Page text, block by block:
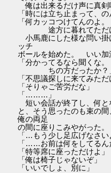
俺は出来るだけ声に真剣
「時には立ち止まって、
「何カッコつけてんのよ
途方に暮れてただけ
小馬鹿にした様な問い掛
ッチ
ボールを始めた。 いい加
「分かってるなら聞くな
ちの方だったか？
「不思議探しに来てみただ
「そりゃご苦労だな」
「………」
短い会話が終了し、何と
と、そう思ったのも束の
俺の両足
の間に座りこみやがった。
「…もう少し足広げなさい
「……お前は何をしてるん
「特等席に座っただけよ」
「俺は椅子じゃないぞ」
「いいでしょ、別に」